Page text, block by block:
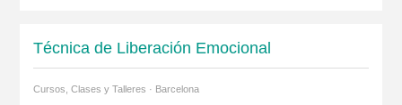
Técnica de Liberación Emocional
Cursos, Clases y Talleres · Barcelona